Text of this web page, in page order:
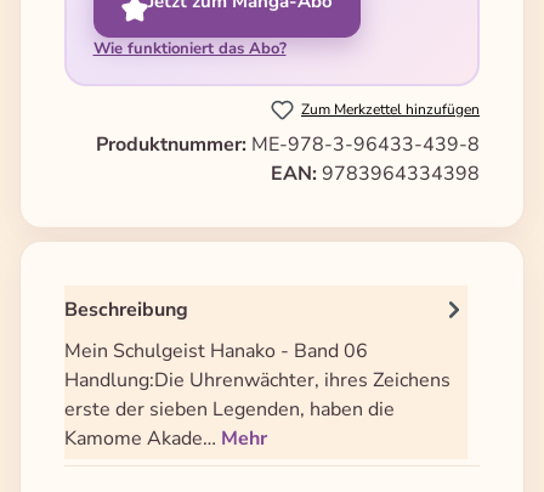
Wie funktioniert das Abo?
Zum Merkzettel hinzufügen
Produktnummer: ME-978-3-96433-439-8
EAN: 9783964334398
Beschreibung
Mein Schulgeist Hanako - Band 06
Handlung:Die Uhrenwächter, ihres Zeichens
erste der sieben Legenden, haben die
Kamome Akade… Mehr